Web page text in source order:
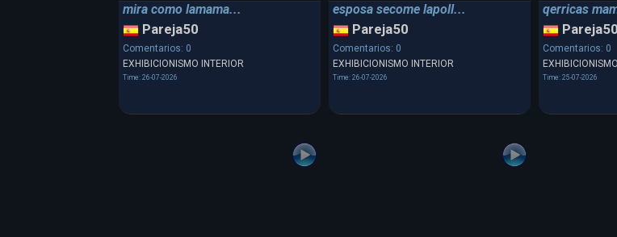
mira como lamama...
Pareja50
Comentarios: 0
EXHIBICIONISMO INTERIOR
Time: 26-07-2026
esposa secome lapoll...
Pareja50
Comentarios: 0
EXHIBICIONISMO INTERIOR
Time: 26-07-2026
qerricas
Pareja50
Comentarios: 0
Time: 25-07-2026